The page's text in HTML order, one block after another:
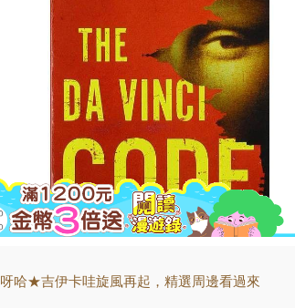
呀哈★吉伊卡哇旋風再起，精選周邊看過來